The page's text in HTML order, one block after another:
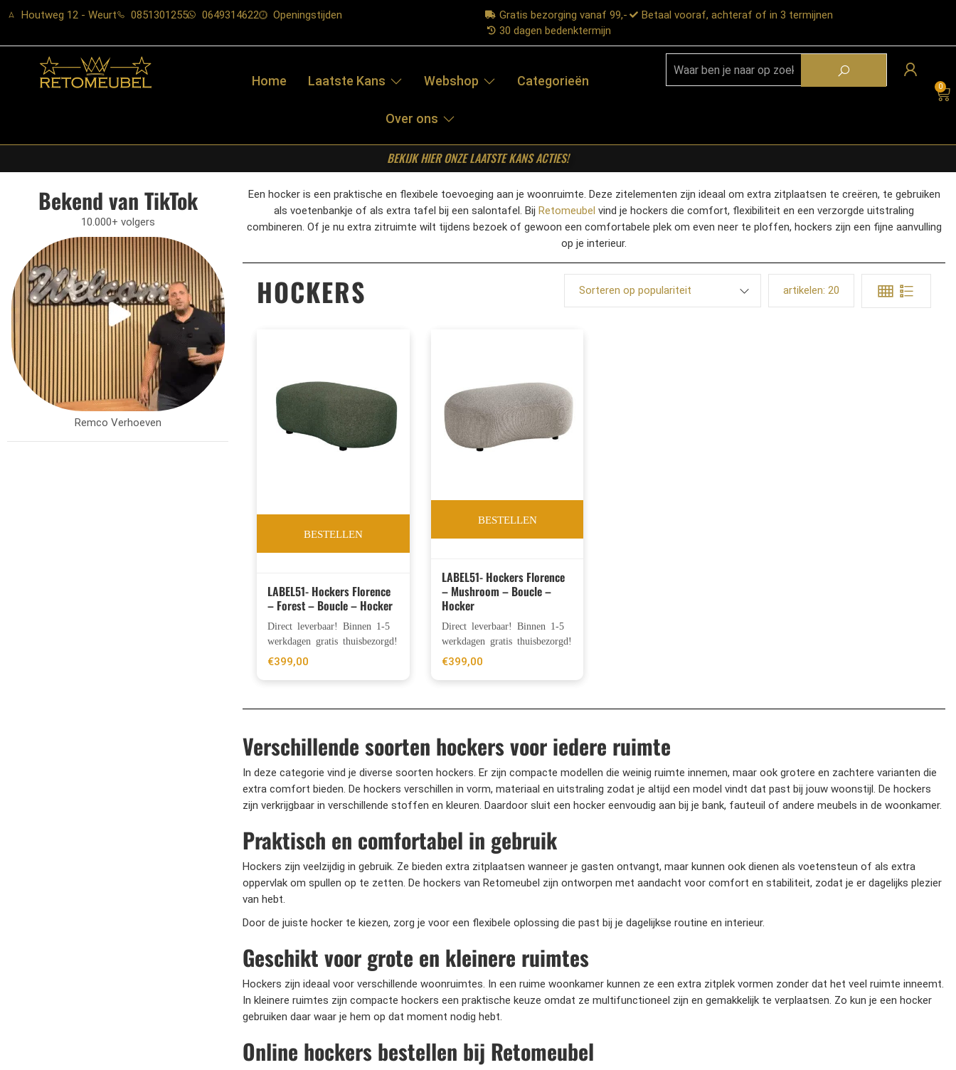
Houtweg 12 - Weurt 0851301255 0649314622 Openingstijden Gratis bezorging vanaf 99,-
Betaal vooraf, achteraf of in 3 termijnen
30 dagen bedenktermijn
Home Laatste Kans Webshop Categorieën
Over ons
0
BEKIJK HIER ONZE LAATSTE KANS ACTIES!
Bekend van TikTok
10.000+ volgers
Remco Verhoeven
Een hocker is een praktische en flexibele toevoeging aan je woonruimte. Deze zitelementen zijn ideaal om extra zitplaatsen te creëren, te gebruiken
als voetenbankje of als extra tafel bij een salontafel. BijRetomeubel vind je hockers die comfort, flexibiliteit en een verzorgde uitstraling
combineren. Of je nu extra zitruimte wilt tijdens bezoek of gewoon een comfortabele plek om even neer te ploffen, hockers zijn een fijne aanvulling
op je interieur.
HOCKERS Sorteren op populariteit artikelen:20
BESTELLEN
LABEL51- Hockers Florence
– Forest – Boucle – Hocker
Direct leverbaar! Binnen 1-5
werkdagen gratis thuisbezorgd!
€399,00
BESTELLEN
LABEL51- Hockers Florence
– Mushroom – Boucle –
Hocker
Direct leverbaar! Binnen 1-5
werkdagen gratis thuisbezorgd!
€399,00
Verschillende soorten hockers voor iedere ruimte
In deze categorie vind je diverse soorten hockers. Er zijn compacte modellen die weinig ruimte innemen, maar ook grotere en zachtere varianten die
extra comfort bieden. De hockers verschillen in vorm, materiaal en uitstraling zodat je altijd een model vindt dat past bij jouw woonstijl. De hockers
zijn verkrijgbaar in verschillende stoffen en kleuren. Daardoor sluit een hocker eenvoudig aan bij je bank, fauteuil of andere meubels in de woonkamer.
Praktisch en comfortabel in gebruik
Hockers zijn veelzijdig in gebruik. Ze bieden extra zitplaatsen wanneer je gasten ontvangt, maar kunnen ook dienen als voetensteun of als extra
oppervlak om spullen op te zetten. De hockers van Retomeubel zijn ontworpen met aandacht voor comfort en stabiliteit, zodat je er dagelijks plezier
van hebt.
Door de juiste hocker te kiezen, zorg je voor een flexibele oplossing die past bij je dagelijkse routine en interieur.
Geschikt voor grote en kleinere ruimtes
Hockers zijn ideaal voor verschillende woonruimtes. In een ruime woonkamer kunnen ze een extra zitplek vormen zonder dat het veel ruimte inneemt.
In kleinere ruimtes zijn compacte hockers een praktische keuze omdat ze multifunctioneel zijn en gemakkelijk te verplaatsen. Zo kun je een hocker
gebruiken daar waar je hem op dat moment nodig hebt.
Online hockers bestellen bij Retomeubel